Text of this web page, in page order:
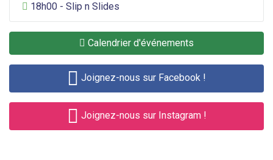
Divertissement général
18h00 - Slip n Slides
Calendrier d'événements
Joignez-nous sur Facebook !
Joignez-nous sur Instagram !